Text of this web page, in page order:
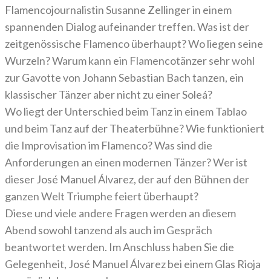
Flamencojournalistin Susanne Zellinger in einem
spannenden Dialog aufeinander treffen. Was ist der
zeitgenössische Flamenco überhaupt? Wo liegen seine
Wurzeln? Warum kann ein Flamencotänzer sehr wohl
zur Gavotte von Johann Sebastian Bach tanzen, ein
klassischer Tänzer aber nicht zu einer Soleá?
Wo liegt der Unterschied beim Tanz in einem Tablao
und beim Tanz auf der Theaterbühne? Wie funktioniert
die Improvisation im Flamenco? Was sind die
Anforderungen an einen modernen Tänzer? Wer ist
dieser José Manuel Álvarez, der auf den Bühnen der
ganzen Welt Triumphe feiert überhaupt?
Diese und viele andere Fragen werden an diesem
Abend sowohl tanzend als auch im Gespräch
beantwortet werden. Im Anschluss haben Sie die
Gelegenheit, José Manuel Álvarez bei einem Glas Rioja